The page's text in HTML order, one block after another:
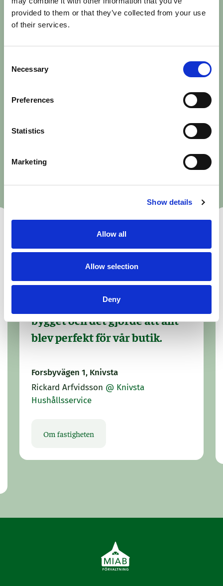
provided to them or that they’ve collected from your use
of their services.
Selection
Necessary
Preferences
Statistics
Marketing
Show details
Allow all
Allow selection
Deny
Letar du efter en lokal?
Vi hjälper dig hitta rätt.
Hos oss på Miab hittar du ett brett utbud av lokaler i
centralt belägna och historiska fastigheter, i både
Uppsala och Knivsta. Hör av dig och berätta vad du
Vi kunde vara med och
forma lokalen redan under
bygget och det gjorde att allt
blev perfekt för vår butik.
Forsbyvägen 1, Knivsta
Rickard Arfvidsson @ Knivsta
Hushållsservice
Om fastigheten